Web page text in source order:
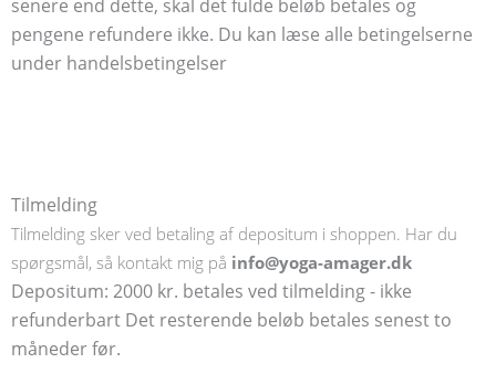
senere end dette, skal det fulde beløb betales og
pengene refundere ikke. Du kan læse alle betingelserne
under handelsbetingelser
Tilmelding
Tilmelding sker ved betaling af depositum i shoppen. Har du
spørgsmål, så kontakt mig på info@yoga-amager.dk
Depositum: 2000 kr. betales ved tilmelding - ikke
refunderbart Det resterende beløb betales senest to
måneder før.